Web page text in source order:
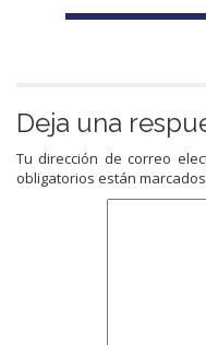
Deja una
Tu dirección de correo
obligatorios están